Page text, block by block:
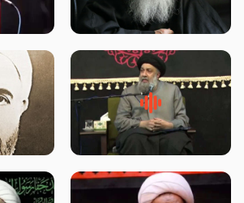
زوّار اربعین امام حسین (علیه
السلام) با این اشتیاق به زیارت
روضه
حسن
لقب حضرت رقیه سلام الله علیها به
چه معناست – حجت الاسلام علوی
روضه‌ی
اسارت
محدث